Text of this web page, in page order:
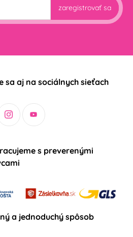
zaregistrovať sa
sa aj na sociálnych sieťach
s preverenými
a jednoduchý spôsob